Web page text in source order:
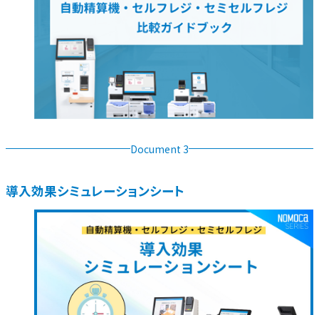
Document 3
導入効果シミュレーションシート